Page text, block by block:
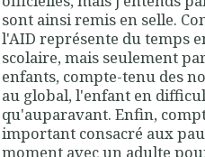
sont ainsi remis en selle.
l'AID représente du temps
scolaire, mais seulement
enfants, compte-tenu des
au global, l'enfant en
qu'auparavant. Enfin,
important consacré aux
moment avec un adulte